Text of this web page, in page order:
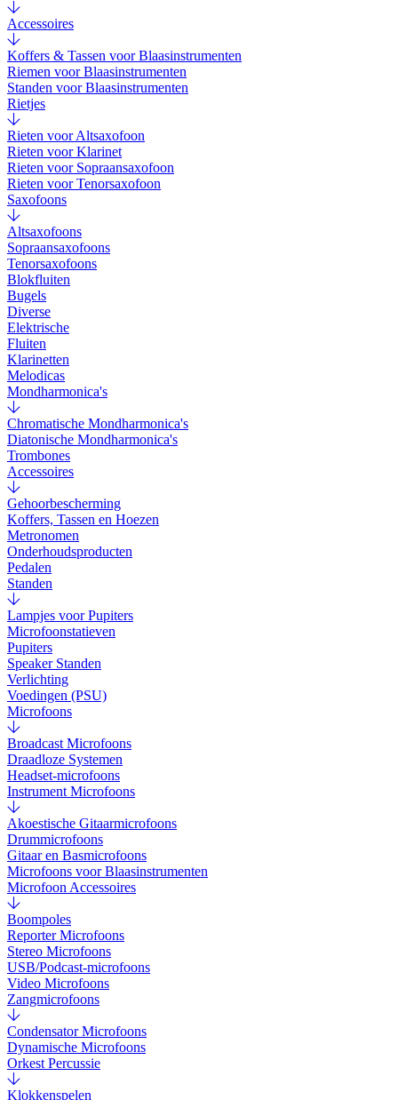
Accessoires
Koffers & Tassen voor Blaasinstrumenten
Riemen voor Blaasinstrumenten
Standen voor Blaasinstrumenten
Rietjes
Rieten voor Altsaxofoon
Rieten voor Klarinet
Rieten voor Sopraansaxofoon
Rieten voor Tenorsaxofoon
Saxofoons
Altsaxofoons
Sopraansaxofoons
Tenorsaxofoons
Blokfluiten
Bugels
Diverse
Elektrische
Fluiten
Klarinetten
Melodicas
Mondharmonica's
Chromatische Mondharmonica's
Diatonische Mondharmonica's
Trombones
Accessoires
Gehoorbescherming
Koffers, Tassen en Hoezen
Metronomen
Onderhoudsproducten
Pedalen
Standen
Lampjes voor Pupiters
Microfoonstatieven
Pupiters
Speaker Standen
Verlichting
Voedingen (PSU)
Microfoons
Broadcast Microfoons
Draadloze Systemen
Headset-microfoons
Instrument Microfoons
Akoestische Gitaarmicrofoons
Drummicrofoons
Gitaar en Basmicrofoons
Microfoons voor Blaasinstrumenten
Microfoon Accessoires
Boompoles
Reporter Microfoons
Stereo Microfoons
USB/Podcast-microfoons
Video Microfoons
Zangmicrofoons
Condensator Microfoons
Dynamische Microfoons
Orkest Percussie
Klokkenspelen